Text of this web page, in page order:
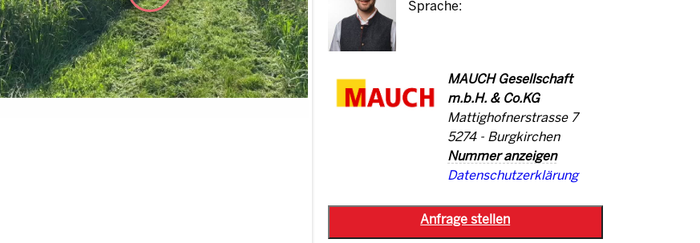
Sprache:
MAUCH Gesellschaft
m.b.H. & Co.KG
Mattighofnerstrasse 7
5274 - Burgkirchen
Nummer anzeigen
Datenschutzerklärung